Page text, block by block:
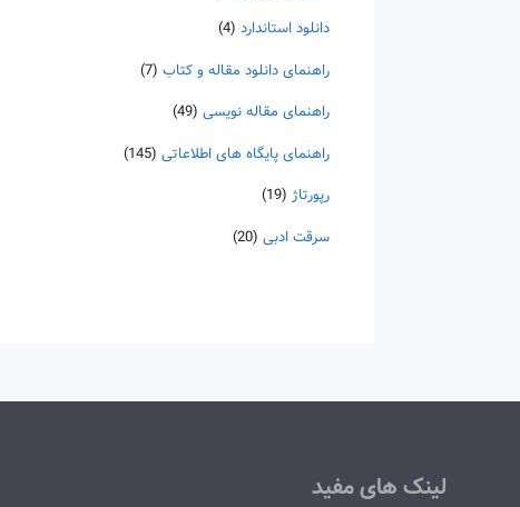
دانلود استاندارد (4)
راهنمای دانلود مقاله و کتاب (7)
راهنمای مقاله نویسی (49)
راهنمای پایگاه های اطلاعاتی (145)
رپورتاژ (19)
سرقت ادبی (20)
لینک های مفید